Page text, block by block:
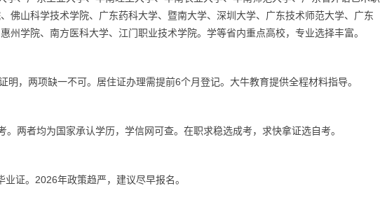
佛山科学技术学院、广东药科大学、暨南大学、深圳大学、广东技术师范大学、广东
州学院、南方医科大学、江门职业技术学院。学等省内重点高校，专业选择丰富。
，两项缺一不可。居住证办理需提前6个月登记。大牛教育提供全程材料指导。
两者均为国家承认学历，学信网可查。在职求稳选成考，求快拿证选自考。
证。2026年政策趋严，建议尽早报名。